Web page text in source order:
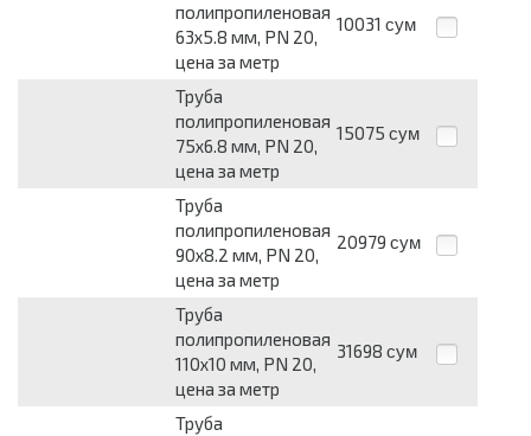
полипропиленовая
63x5.8 мм, PN 20,
цена за метр
10031 сум
Труба
полипропиленовая
75x6.8 мм, PN 20,
цена за метр
15075 сум
Труба
полипропиленовая
90x8.2 мм, PN 20,
цена за метр
20979 сум
Труба
полипропиленовая
110x10 мм, PN 20,
цена за метр
31698 сум
Труба